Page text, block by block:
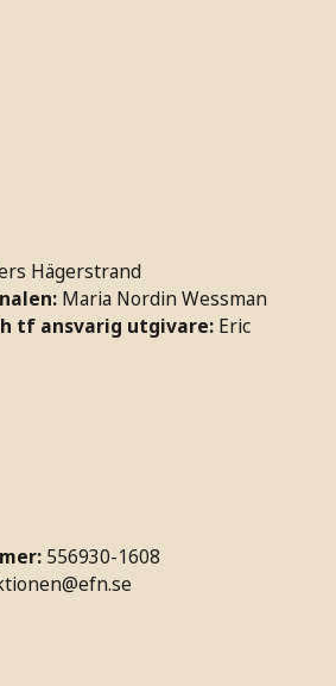
Hägerstrand
Maria Nordin Wessman
tf ansvarig utgivare: Eric
556930-1608